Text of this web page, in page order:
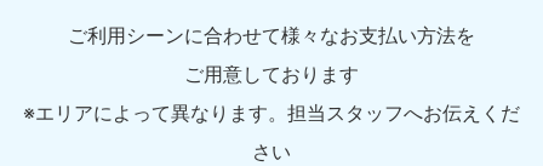
ご利用シーンに合わせて様々なお支払い方法を
ご用意しております
※エリアによって異なります。担当スタッフへお伝えくだ
さい